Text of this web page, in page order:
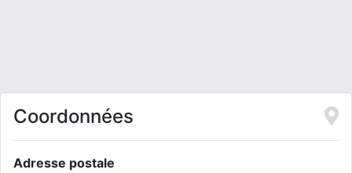
Coordonnées
Adresse postale